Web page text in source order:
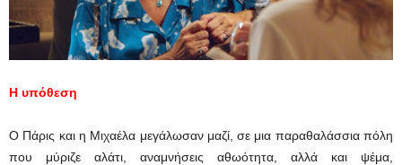
Η υπόθεση
Ο Πάρις και η Μιχαέλα μεγάλωσαν μαζί, σε μια παραθαλάσσια πόλη
που μύριζε αλάτι, αναμνήσεις αθωότητα, αλλά και ψέμα,